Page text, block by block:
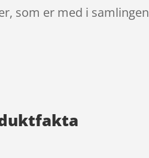
som er med i samlingen